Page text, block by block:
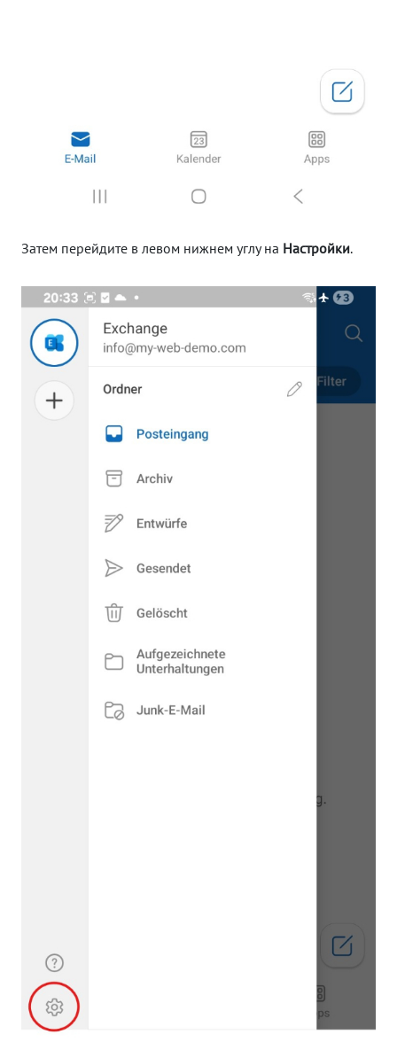
Затем перейдите в левом нижнем углу на Настройки.